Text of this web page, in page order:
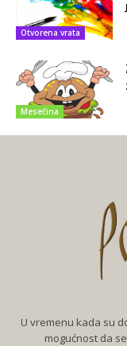
Otvorena vrata
Mesečina
U vremenu kada su
mogućnost da